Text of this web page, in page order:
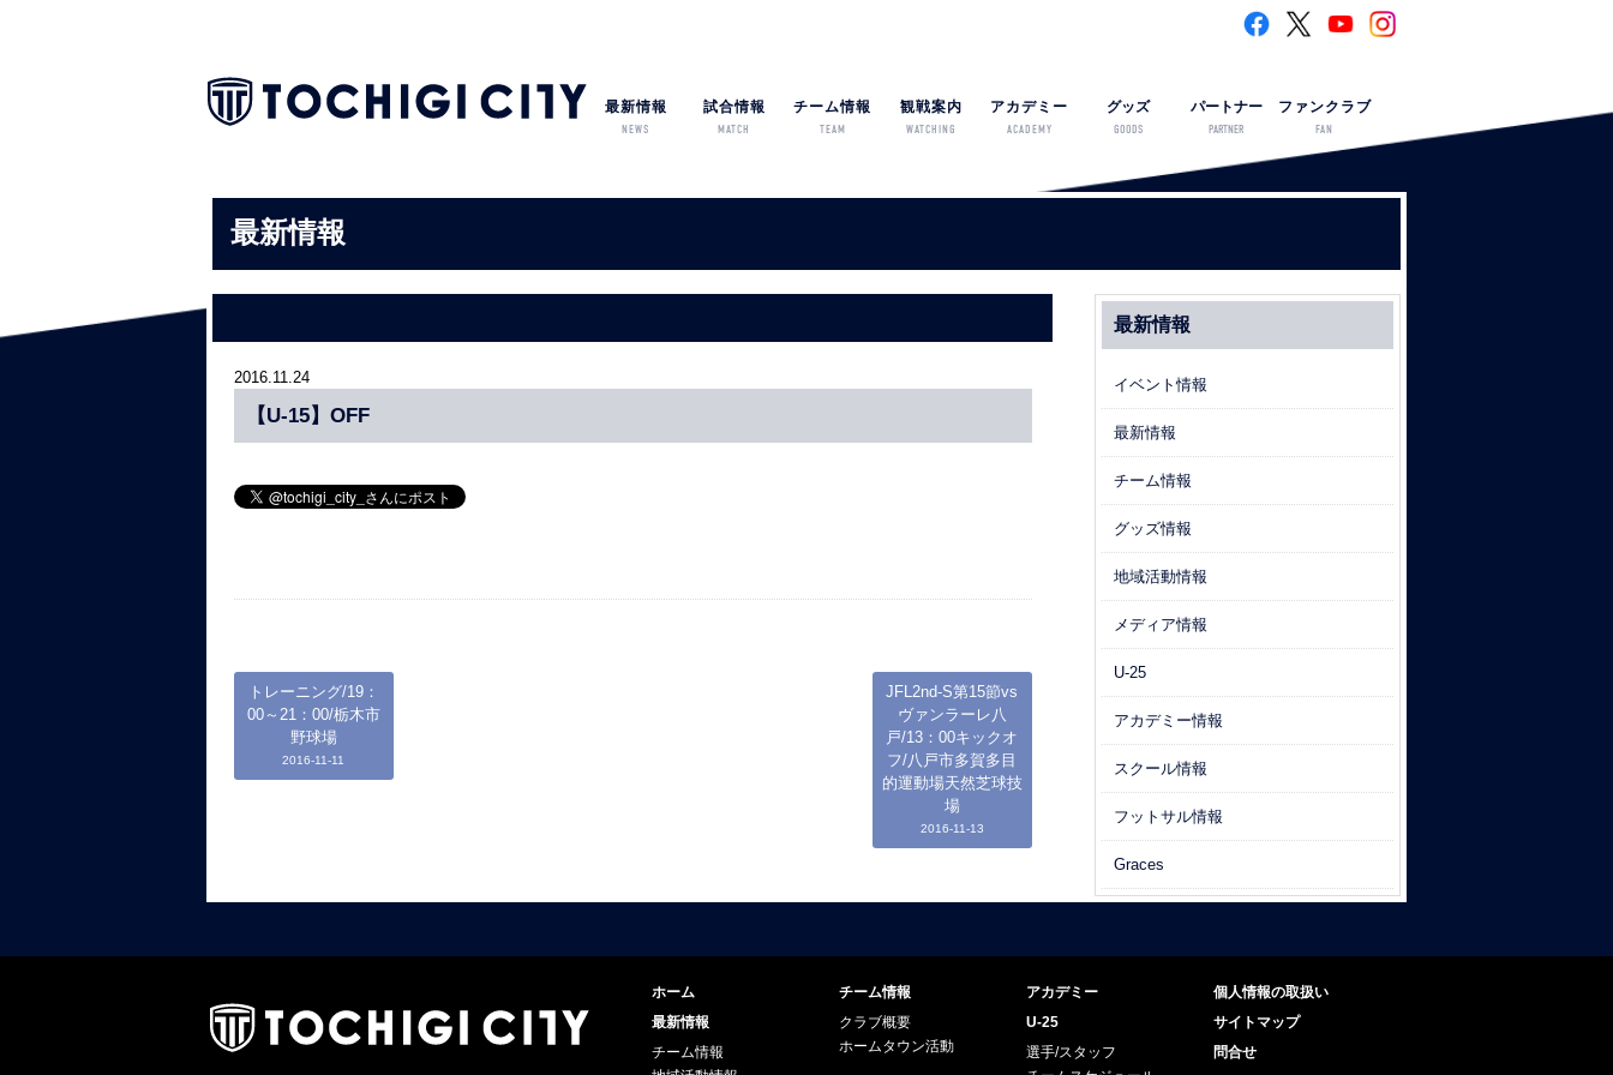
最新情報
NEWS
試合情報
MATCH
チーム情報
TEAM
観戦案内
WATCHING
アカデミー
ACADEMY
グッズ
GOODS
パートナー
PARTNER
ファンクラブ
FAN
最新情報
2016.11.24
【U-15】OFF
トレーニング/19：
00～21：00/栃木市
野球場
2016-11-11
JFL2nd-S第15節vs
ヴァンラーレ八
戸/13：00キックオ
フ/八戸市多賀多目
的運動場天然芝球技
場
2016-11-13
最新情報
イベント情報
最新情報
チーム情報
グッズ情報
地域活動情報
メディア情報
U-25
アカデミー情報
スクール情報
フットサル情報
Graces
ホーム
最新情報
チーム情報
チーム情報
クラブ概要
ホームタウン活動
アカデミー
U-25
選手/スタッフ
個人情報の取扱い
サイトマップ
問合せ